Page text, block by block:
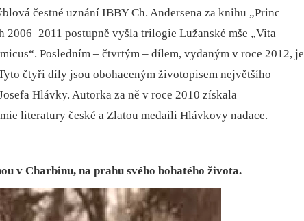
čestné uznání IBBY Ch. Andersena za knihu „Princ
2006–2011 postupně vyšla trilogie Lužanské mše „Vita
Posledním –⁠ čtvrtým –⁠ dílem, vydaným v roce 2012, je
čtyři díly jsou obohaceným životopisem největšího
Hlávky. Autorka za ně v roce 2010 získala
literatury české a Zlatou medaili Hlávkovy nadace.
v Charbinu, na prahu svého bohatého života.